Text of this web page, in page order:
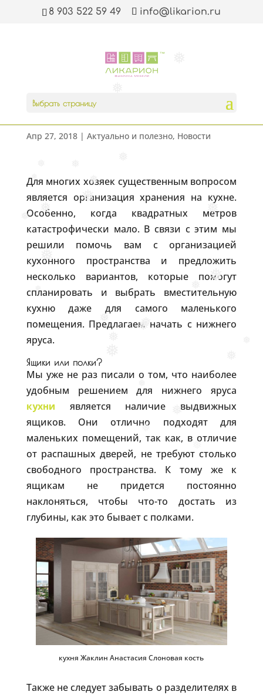
❅
❅
❅
❅
❅
❅
❅
❅
❅
❅
❅
❅
❅
❅❅
8 903 522 59 49 info@likarion.ru
Выбрать страницу
кухне
Апр 27, 2018| Актуально и полезно, Новости
Для многих хозяек существенным вопросом
является организация хранения на кухне.
Особенно, когда квадратных метров
катастрофически мало. В связи с этим мы
решили помочь вам с организацией
кухонного пространства и предложить
несколько вариантов, которые помогут
спланировать и выбрать вместительную
кухню даже для самого маленького
помещения. Предлагаем начать с нижнего
яруса.
Ящики или полки?
Мы уже не раз писали о том, что наиболее
удобным решением для нижнего яруса
кухни является наличие выдвижных
ящиков. Они отлично подходят для
маленьких помещений, так как, в отличие
от распашных дверей, не требуют столько
свободного пространства. К тому же к
ящикам не придется постоянно
наклоняться, чтобы что-то достать из
глубины, как это бывает с полками.
кухня Жаклин Анастасия Слоновая кость
Также не следует забывать о разделителях в